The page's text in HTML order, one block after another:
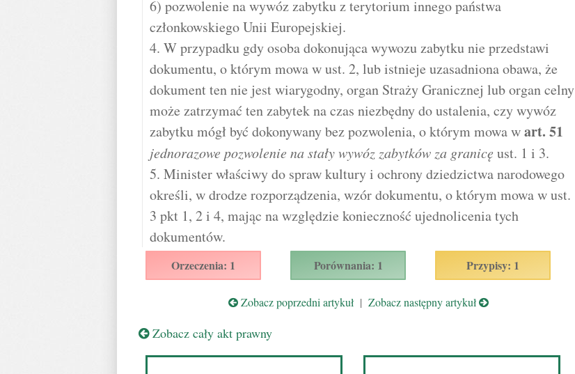
6) pozwolenie na wywóz zabytku z terytorium innego państwa
członkowskiego Unii Europejskiej.
4. W przypadku gdy osoba dokonująca wywozu zabytku nie przedstawi
dokumentu, o którym mowa w ust. 2, lub istnieje uzasadniona obawa, że
dokument ten nie jest wiarygodny, organ Straży Granicznej lub organ celny
może zatrzymać ten zabytek na czas niezbędny do ustalenia, czy wywóz
zabytku mógł być dokonywany bez pozwolenia, o którym mowa wart. 51
jednorazowe pozwolenie na stały wywóz zabytków za granicę ust. 1 i 3.
5. Minister właściwy do spraw kultury i ochrony dziedzictwa narodowego
określi, w drodze rozporządzenia, wzór dokumentu, o którym mowa w ust.
3 pkt 1, 2 i 4, mając na względzie konieczność ujednolicenia tych
dokumentów.
Orzeczenia: 1 Porównania: 1 Przypisy: 1
Zobacz poprzedni artykuł| Zobacz następny artykuł
Zobacz cały akt prawny